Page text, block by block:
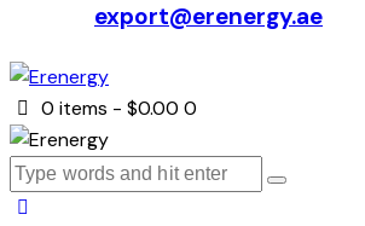
export@erenergy.ae
0 items - $0.00 0